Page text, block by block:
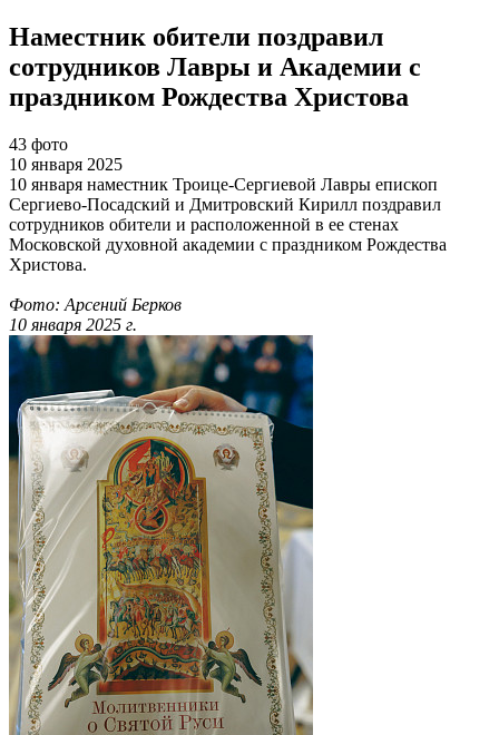
Наместник обители поздравил
сотрудников Лавры и Академии с
праздником Рождества Христова
43 фото
10 января 2025
10 января наместник Троице-Сергиевой Лавры епископ
Сергиево-Посадский и Дмитровский Кирилл поздравил
сотрудников обители и расположенной в ее стенах
Московской духовной академии с праздником Рождества
Христова.
Фото: Арсений Берков
10 января 2025 г.